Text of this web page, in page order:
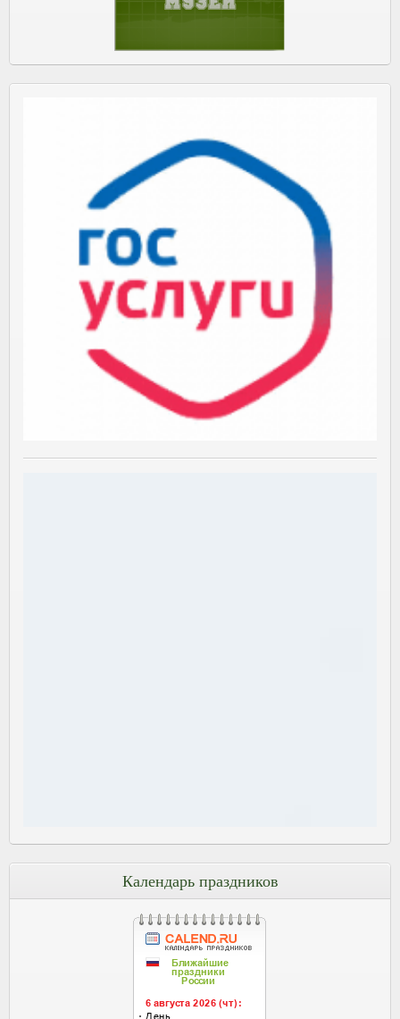
Календарь праздников